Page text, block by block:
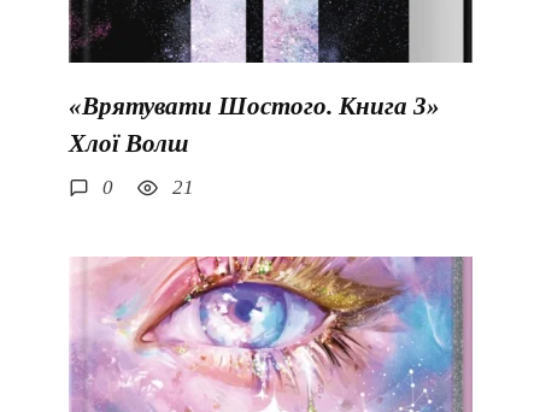
«Врятувати Шостого. Книга 3»
Хлої Волш
0 21